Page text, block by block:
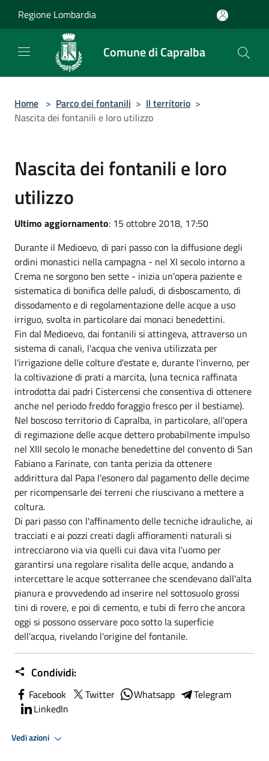
Regione Lombardia
Comune di Capralba
Home > Parco dei fontanili > Il territorio >
Nascita dei fontanili e loro utilizzo
Nascita dei fontanili e loro
utilizzo
Ultimo aggiornamento: 15 ottobre 2018, 17:50
Durante il Medioevo, di pari passo con la diffusione degli
ordini monastici nella campagna - nel XI secolo intorno a
Crema ne sorgono ben sette - inizia un'opera paziente e
sistematica di bonifica delle paludi, di disboscamento, di
dissodamento e di regolamentazione delle acque a uso
irriguo, svolta in particolare dai monaci benedettini.
Fin dal Medioevo, dai fontanili si attingeva, attraverso un
sistema di canali, l'acqua che veniva utilizzata per
l'irrigazione delle colture d'estate e, durante l'inverno, per
la coltivazione di prati a marcita, (una tecnica raffinata
introdotta dai padri Cistercensi che consentiva di ottenere
anche nel periodo freddo foraggio fresco per il bestiame).
Nel boscoso territorio di Capralba, in particolare, all'opera
di regimazione delle acque dettero probabilmente impulso
nel XIII secolo le monache benedettine del convento di San
Fabiano a Farinate, con tanta perizia da ottenere
addirittura dal Papa l'esonero dal pagamento delle decime
per ricompensarle dei terreni che riuscivano a mettere a
coltura.
Di pari passo con l'affinamento delle tecniche idrauliche, ai
tracciati e ai pozzi creati dagli affioramenti naturali si
intrecciarono via via quelli cui dava vita l'uomo per
garantirsi una regolare risalita delle acque, andando a
intercettare le acque sotterranee che scendevano dall'alta
pianura e provvedendo ad inserire nel sottosuolo grossi
tini di rovere, e poi di cemento, e tubi di ferro che ancora
oggi si possono osservare poco sotto la superficie
dell'acqua, rivelando l'origine del fontanile.
Condividi:
Facebook Twitter Whatsapp
Telegram
LinkedIn
Vedi azioni